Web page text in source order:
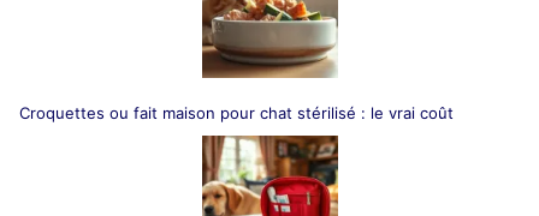
Croquettes ou fait maison pour chat stérilisé : le vrai coût